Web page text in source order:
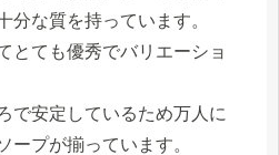
分な質を持っています。
とても優秀でバリエーショ
で安定しているため万人に
ープが揃っています。